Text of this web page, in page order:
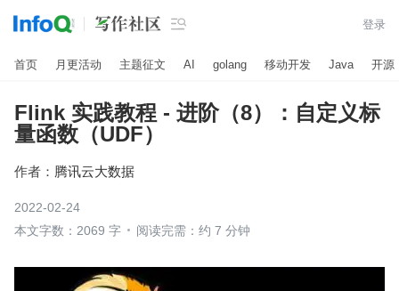
 登录
首页 月更活动 主题征文 AI golang 移动开发 Java 开源
Flink 实践教程 - 进阶（8）：自定义标
量函数（UDF）
作者： 腾讯云大数据
2022-02-24
本文字数：2069 字
阅读完需：约 7 分钟